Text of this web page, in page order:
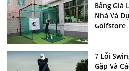
Bảng Giá
Nhà Và
Golfstore
7 Lỗi
Gặp Và